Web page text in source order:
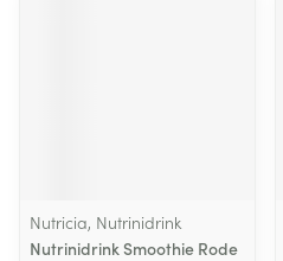
Nutricia, Nutrinidrink
Nutrinidrink Smoothie Rode